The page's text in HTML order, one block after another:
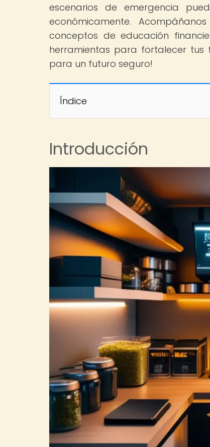
escenarios de emergencia
económicamente.
conceptos de educación
herramientas para fortalecer tus
para un futuro seguro!
Índice
Introducción